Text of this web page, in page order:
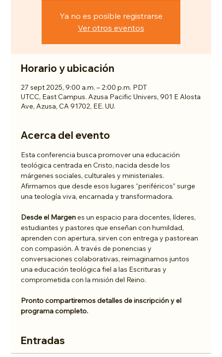
Ya no es posible registrarse
Ver otros eventos
Horario y ubicación
27 sept 2025, 9:00 a.m. – 2:00 p.m. PDT
UTCC, East Campus. Azusa Pacific Univers, 901 E Alosta
Ave, Azusa, CA 91702, EE. UU.
Acerca del evento
Esta conferencia busca promover una educación
teológica centrada en Cristo, nacida desde los
márgenes sociales, culturales y ministeriales.
Afirmamos que desde esos lugares “periféricos” surge
una teología viva, encarnada y transformadora.
Desde el Margen es un espacio para docentes, líderes,
estudiantes y pastores que enseñan con humildad,
aprenden con apertura, sirven con entrega y pastorean
con compasión. A través de ponencias y
conversaciones colaborativas, reimaginamos juntos
una educación teológica fiel a las Escrituras y
comprometida con la misión del Reino.
Pronto compartiremos detalles de inscripción y el
programa completo.
Entradas